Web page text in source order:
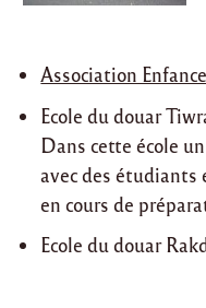
Association
Ecole du douar
Dans cette école un
avec des étudiants
en cours de
Ecole du douar